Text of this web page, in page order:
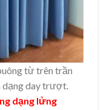
từ trên trần
dạng day trượt.
dạng lửng